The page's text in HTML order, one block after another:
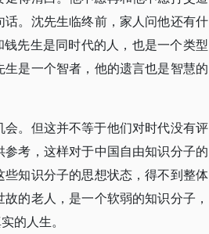
。沈先生临终前，家人问他还有什
先生是同时代的人，也是一个类型
是一个智者，他的遗言也是智慧的
。但这并不等于他们对时代没有评
考，这样对于中国自由知识分子的
知识分子的思想状态，得不到整体
的老人，是一个软弱的知识分子，
的人生。